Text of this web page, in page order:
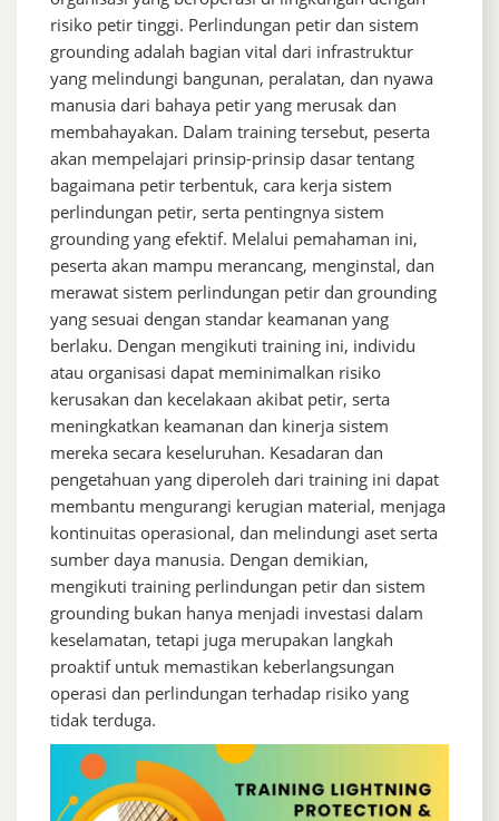
risiko petir tinggi. Perlindungan petir dan sistem
grounding adalah bagian vital dari infrastruktur
yang melindungi bangunan, peralatan, dan nyawa
manusia dari bahaya petir yang merusak dan
membahayakan. Dalam training tersebut, peserta
akan mempelajari prinsip-prinsip dasar tentang
bagaimana petir terbentuk, cara kerja sistem
perlindungan petir, serta pentingnya sistem
grounding yang efektif. Melalui pemahaman ini,
peserta akan mampu merancang, menginstal, dan
merawat sistem perlindungan petir dan grounding
yang sesuai dengan standar keamanan yang
berlaku. Dengan mengikuti training ini, individu
atau organisasi dapat meminimalkan risiko
kerusakan dan kecelakaan akibat petir, serta
meningkatkan keamanan dan kinerja sistem
mereka secara keseluruhan. Kesadaran dan
pengetahuan yang diperoleh dari training ini dapat
membantu mengurangi kerugian material, menjaga
kontinuitas operasional, dan melindungi aset serta
sumber daya manusia. Dengan demikian,
mengikuti training perlindungan petir dan sistem
grounding bukan hanya menjadi investasi dalam
keselamatan, tetapi juga merupakan langkah
proaktif untuk memastikan keberlangsungan
operasi dan perlindungan terhadap risiko yang
tidak terduga.